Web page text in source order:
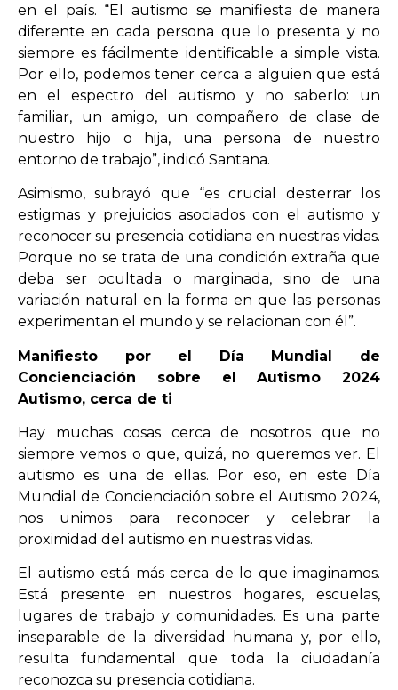
en el país. “El autismo se manifiesta de manera
diferente en cada persona que lo presenta y no
siempre es fácilmente identificable a simple vista.
Por ello, podemos tener cerca a alguien que está
en el espectro del autismo y no saberlo: un
familiar, un amigo, un compañero de clase de
nuestro hijo o hija, una persona de nuestro
entorno de trabajo”, indicó Santana.
Asimismo, subrayó que “es crucial desterrar los
estigmas y prejuicios asociados con el autismo y
reconocer su presencia cotidiana en nuestras vidas.
Porque no se trata de una condición extraña que
deba ser ocultada o marginada, sino de una
variación natural en la forma en que las personas
experimentan el mundo y se relacionan con él”.
Manifiesto por el Día Mundial de
Concienciación sobre el Autismo 2024
Autismo, cerca de ti
Hay muchas cosas cerca de nosotros que no
siempre vemos o que, quizá, no queremos ver. El
autismo es una de ellas. Por eso, en este Día
Mundial de Concienciación sobre el Autismo 2024,
nos unimos para reconocer y celebrar la
proximidad del autismo en nuestras vidas.
El autismo está más cerca de lo que imaginamos.
Está presente en nuestros hogares, escuelas,
lugares de trabajo y comunidades. Es una parte
inseparable de la diversidad humana y, por ello,
resulta fundamental que toda la ciudadanía
reconozca su presencia cotidiana.